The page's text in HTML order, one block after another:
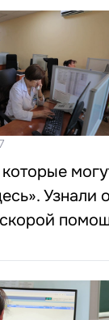
Узнали